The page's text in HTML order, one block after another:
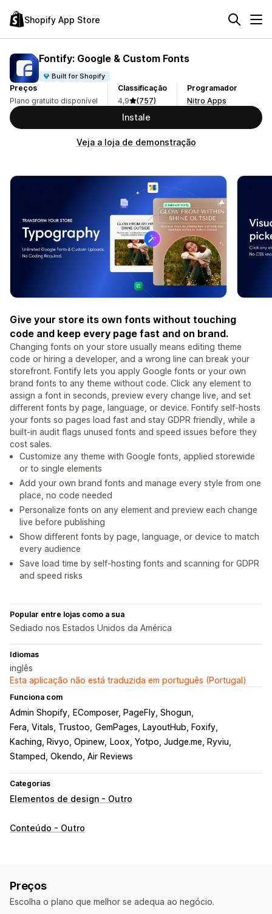
Shopify App Store
Fontify: Google & Custom Fonts
Built for Shopify
Preços
Plano gratuito disponível
Classificação
4,9
(757)
Programador
Nitro Apps
Instale
Veja a loja de demonstração
Give your store its own fonts without touching
code and keep every page fast and on brand.
Changing fonts on your store usually means editing theme
code or hiring a developer, and a wrong line can break your
storefront. Fontify lets you apply Google fonts or your own
brand fonts to any theme without code. Click any element to
assign a font in seconds, preview every change live, and set
different fonts by page, language, or device. Fontify self-hosts
your fonts so pages load fast and stay GDPR friendly, while a
built-in audit flags unused fonts and speed issues before they
cost sales.
Customize any theme with Google fonts, applied storewide
or to single elements
Add your own brand fonts and manage every style from one
place, no code needed
Personalize fonts on any element and preview each change
live before publishing
Show different fonts by page, language, or device to match
every audience
Save load time by self-hosting fonts and scanning for GDPR
and speed risks
Popular entre lojas como a sua
Sediado nos Estados Unidos da América
Idiomas
inglês
Esta aplicação não está traduzida em português (Portugal)
Funciona com
Admin Shopify
EComposer, PageFly, Shogun
Fera, Vitals, Trustoo GemPages, LayoutHub, Foxify
Kaching, Rivyo, Opinew
Loox, Yotpo, Judge.me, Ryviu
Stamped, Okendo, Air Reviews
Categorias
Elementos de design - Outro
Conteúdo - Outro
Preços
Escolha o plano que melhor se adequa ao negócio.